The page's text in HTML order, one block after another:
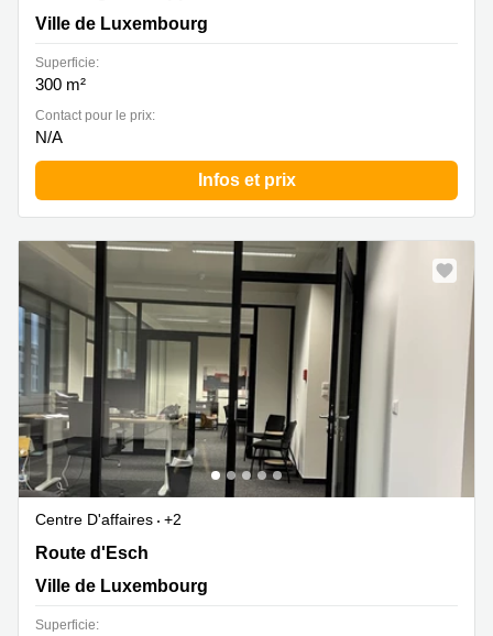
Ville de Luxembourg
Superficie:
300 m²
Contact pour le prix:
N/A
Infos et prix
Centre D'affaires
+2
Route d'Esch 270, Ville de Luxembourg
Route d'Esch
Ville de Luxembourg
Superficie: